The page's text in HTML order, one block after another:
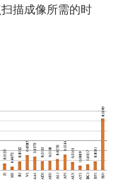
描成像所需的时